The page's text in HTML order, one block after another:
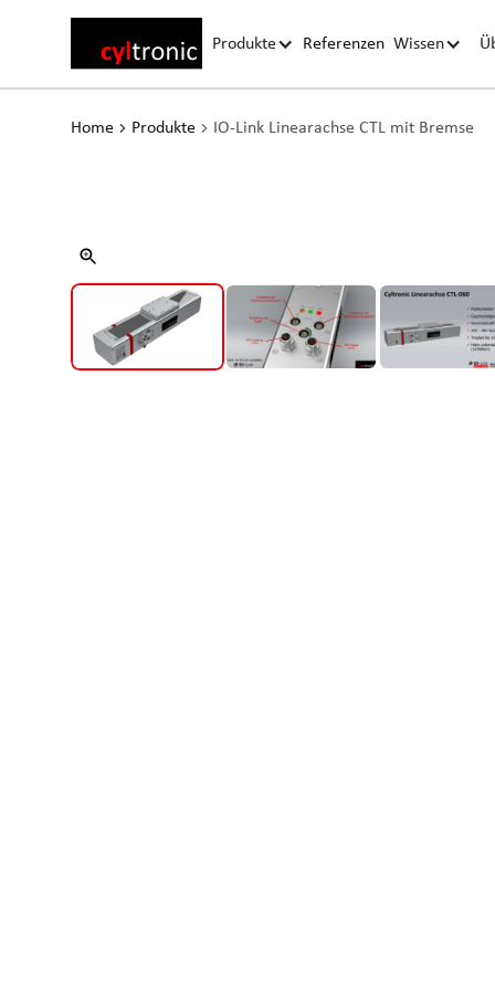
Produkte Referenzen Wissen
Home Produkte IO-Link Linearachse CTL mit Bremse